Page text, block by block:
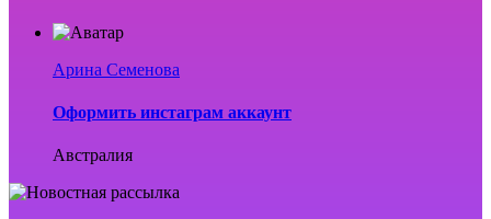
Арина Семенова
Оформить инстаграм аккаунт
Австралия